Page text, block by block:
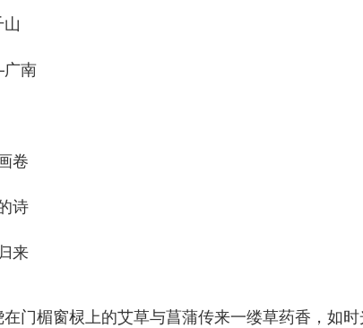
南
卷
诗
来
门楣窗棂上的艾草与菖蒲传来一缕草药香，如